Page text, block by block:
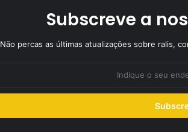
Subscreve a
Não percas as últimas atualizações sobre ralis,